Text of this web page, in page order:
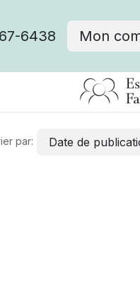
6438 Mon
par: Date de